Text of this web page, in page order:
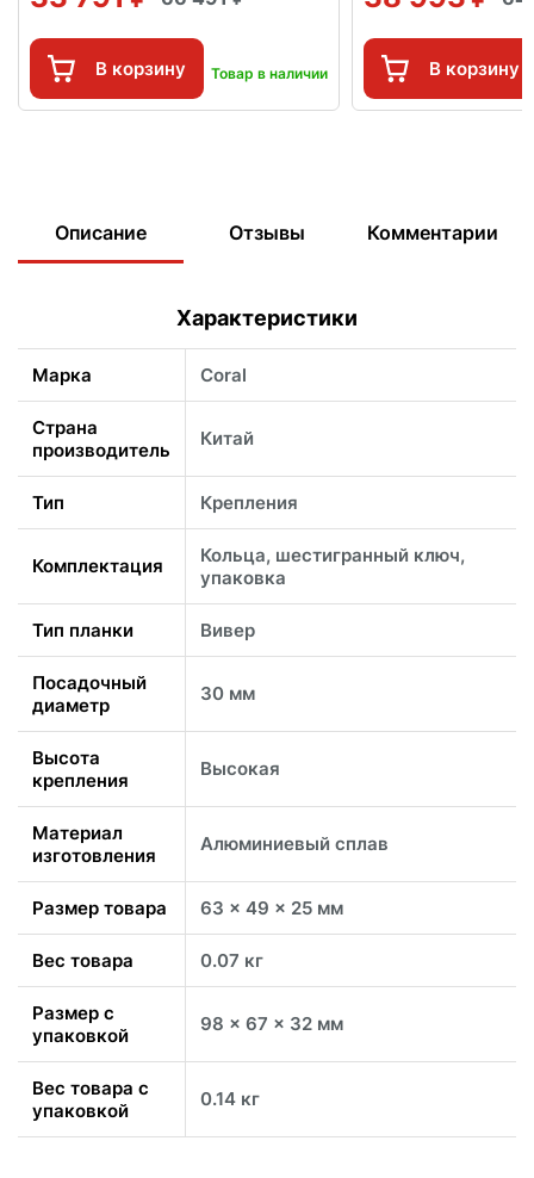
В корзину Товар в наличии В корзину
Описание Отзывы Комментарии
Характеристики
Марка Coral
Страна
производитель
Китай
Тип Крепления
Комплектация
Кольца, шестигранный ключ,
упаковка
Тип планки Вивер
Посадочный
диаметр
30 мм
Высота
крепления
Высокая
Материал
изготовления
Алюминиевый сплав
Размер товара 63 x 49 x 25 мм
Вес товара 0.07 кг
Размер с
упаковкой
98 x 67 x 32 мм
Вес товара с
упаковкой
0.14 кг